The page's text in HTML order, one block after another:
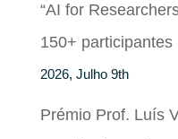
“AI for
150+ participantes
2026, Julho 9th
Prémio Prof. Luís